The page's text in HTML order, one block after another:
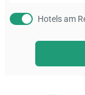
Hotels am